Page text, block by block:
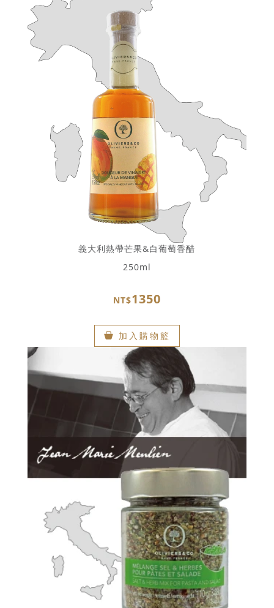
義大利熱帶芒果&白葡萄香醋
250ml
NT$1350
加入購物籃